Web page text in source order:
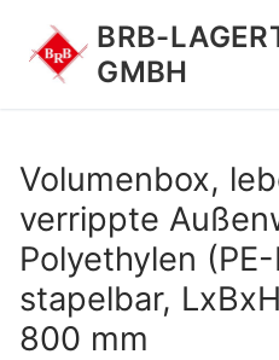
Inhalt
springen
BRB-
GMBH
Volumenbox,
verrippte
Polyethylen
stapelbar,
800 mm